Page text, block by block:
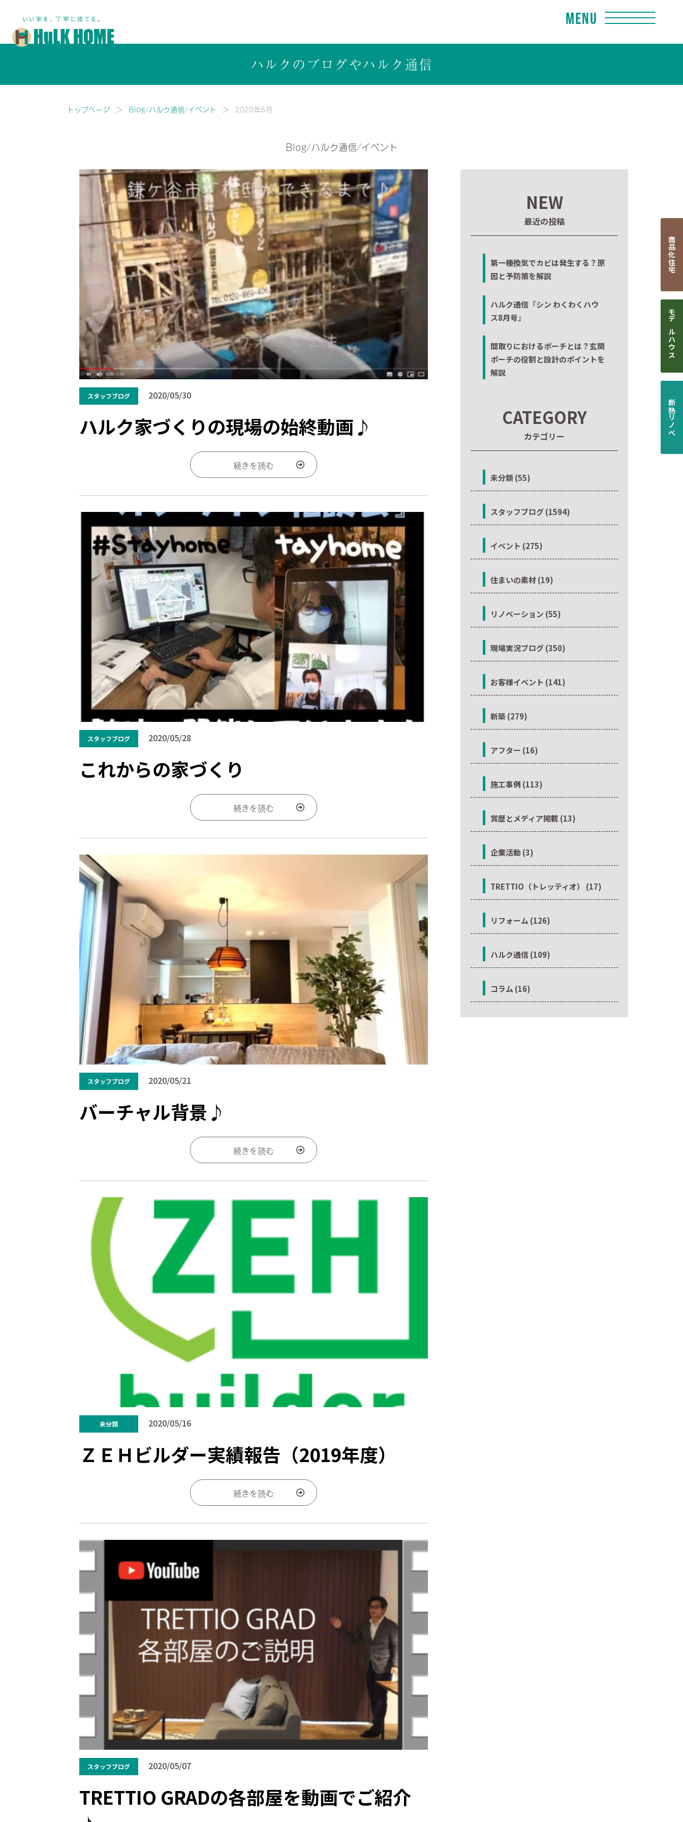
Menu
ハルクのブログやハルク通信
トップページ Blog/ハルク通信/イベント 2020年5月
Blog/ハルク通信/イベント
スタッフブログ 2020/05/30
ハルク家づくりの現場の始終動画♪
続きを読む
スタッフブログ 2020/05/28
これからの家づくり
続きを読む
スタッフブログ 2020/05/21
バーチャル背景♪
続きを読む
未分類 2020/05/16
ＺＥＨビルダー実績報告（2019年度）
続きを読む
スタッフブログ 2020/05/07
TRETTIO GRADの各部屋を動画でご紹介
NEW
最近の投稿
第一種換気でカビは発生する？原
因と予防策を解説
ハルク通信『シン わくわくハウ
ス8月号』
間取りにおけるポーチとは？玄関
ポーチの役割と設計のポイントを
解説
CATEGORY
カテゴリー
未分類 (55)
スタッフブログ (1594)
イベント (275)
住まいの素材 (19)
リノベーション (55)
現場実況ブログ (350)
お客様イベント (141)
新築 (279)
アフター (16)
施工事例 (113)
賞歴とメディア掲載 (13)
企業活動 (3)
TRETTIO（トレッティオ） (17)
リフォーム (126)
ハルク通信 (109)
コラム (16)
商品化住宅
モデルハウス
断熱リノベ